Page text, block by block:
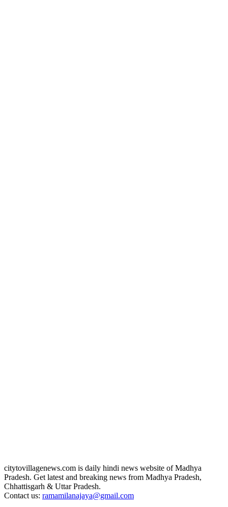
citytovillagenews.com is daily hindi news website of Madhya
Pradesh. Get latest and breaking news from Madhya Pradesh,
Chhattisgarh & Uttar Pradesh.
Contact us: ramamilanajaya@gmail.com